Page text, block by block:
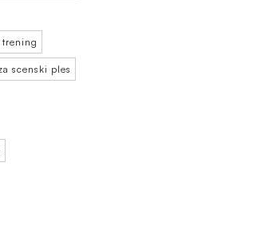
scenski ples